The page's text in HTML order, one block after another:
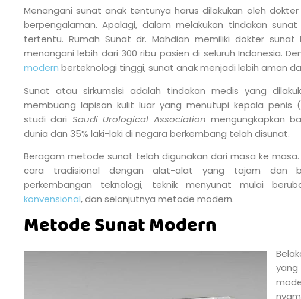
Menangani sunat anak tentunya harus dilakukan oleh
berpengalaman. Apalagi, dalam melakukan tindakan
tertentu. Rumah Sunat dr. Mahdian memiliki dokter
menangani lebih dari 300 ribu pasien di seluruh Indonesia.
modern berteknologi tinggi, sunat anak menjadi lebih aman
Sunat atau sirkumsisi adalah tindakan medis yang
membuang lapisan kulit luar yang menutupi kepala penis
studi dari Saudi Urological Association mengungkapkan
dunia dan 35% laki-laki di negara berkembang telah disunat.
Beragam metode sunat telah digunakan dari masa ke
cara tradisional dengan alat-alat yang tajam dan
perkembangan teknologi, teknik menyunat mulai
konvensional, dan selanjutnya metode modern.
Metode Sunat Modern